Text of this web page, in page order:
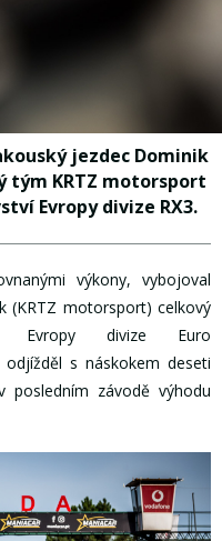
jezdec Dominik
tým KRTZ motorsport
Evropy divize RX3.
výkony, vybojoval
(KRTZ motorsport) celkový
Evropy divize Euro
s náskokem deseti
závodě výhodu